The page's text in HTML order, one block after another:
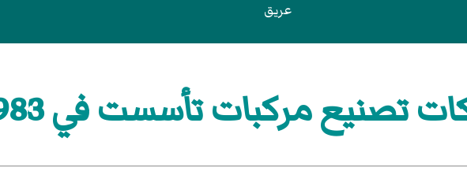
عريق
تصنيع مركبات تأسست في 1983